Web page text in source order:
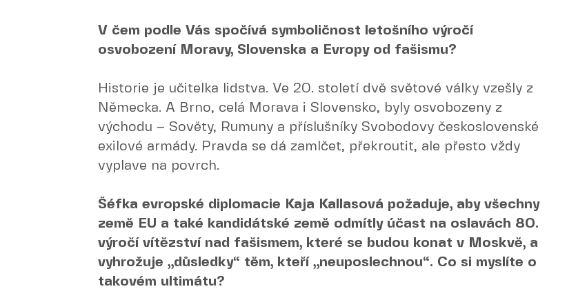
V čem podle Vás spočívá symboličnost letošního výročí
osvobození Moravy, Slovenska a Evropy od fašismu?
Historie je učitelka lidstva. Ve 20. století dvě světové války vzešly z
Německa. A Brno, celá Morava i Slovensko, byly osvobozeny z
východu – Sověty, Rumuny a příslušníky Svobodovy československé
exilové armády. Pravda se dá zamlčet, překroutit, ale přesto vždy
vyplave na povrch.
Šéfka evropské diplomacie Kaja Kallasová požaduje, aby všechny
země EU a také kandidátské země odmítly účast na oslavách 80.
výročí vítězství nad fašismem, které se budou konat v Moskvě, a
vyhrožuje „důsledky“ těm, kteří „neuposlechnou“. Co si myslíte o
takovém ultimátu?